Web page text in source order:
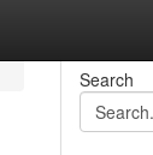
Search